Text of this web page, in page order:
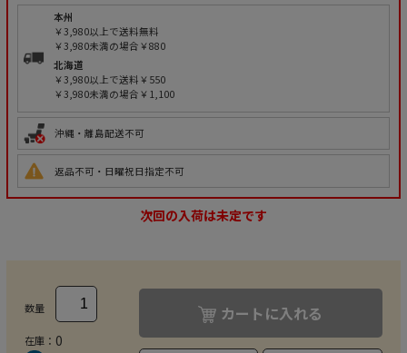
本州
￥3,980以上で送料無料
￥3,980未満の場合￥880
北海道
￥3,980以上で送料￥550
￥3,980未満の場合￥1,100
沖縄・離島配送不可
返品不可・日曜祝日指定不可
次回の入荷は未定です
数量
在庫： 0
カートに入れる